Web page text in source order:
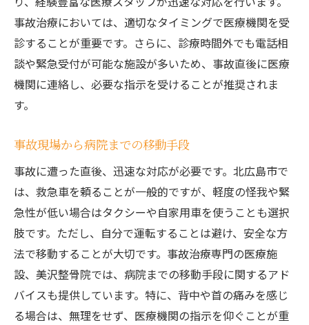
最新設備の紹介とその効果
個別対応のメリット患者のニーズに応える
地域密着型の治療とサポート体制
事故治療とリハビリの連携実例
交通事故後のむち打ち症治療専門家が語るリハ
ビリの重要性
むち打ち症の症状と初期対応
専門家による治療方法の紹介
むち打ち症とリハビリの関係
治療期間とリハビリの進め方
患者の回復事例
むち打ち症再発防止のポイント
事故治療においては、適切なタイミングで医療機関を受
診することが重要です。さらに、診療時間外でも電話相
談や緊急受付が可能な施設が多いため、事故直後に医療
機関に連絡し、必要な指示を受けることが推奨されま
す。
事故現場から病院までの移動手段
事故に遭った直後、迅速な対応が必要です。北広島市で
は、救急車を頼ることが一般的ですが、軽度の怪我や緊
急性が低い場合はタクシーや自家用車を使うことも選択
肢です。ただし、自分で運転することは避け、安全な方
法で移動することが大切です。事故治療専門の医療施
設、美沢整骨院では、病院までの移動手段に関するアド
バイスも提供しています。特に、背中や首の痛みを感じ
る場合は、無理をせず、医療機関の指示を仰ぐことが重